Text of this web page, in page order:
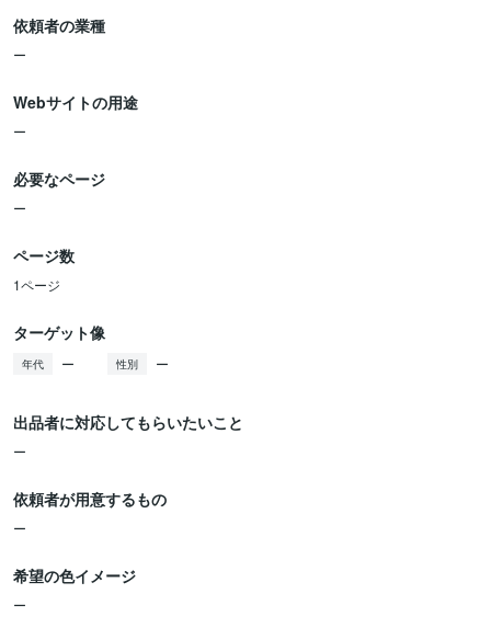
依頼者の業種
ー
Webサイトの用途
ー
必要なページ
ー
ページ数
1ページ
ターゲット像
年代 ー 性別 ー
出品者に対応してもらいたいこと
ー
依頼者が用意するもの
ー
希望の色イメージ
ー